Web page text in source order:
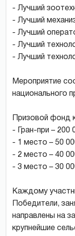
- Лучший
- Лучший
- Лучший
- Лучший
- Лучший
Мероприятие
национального
Призовой фонд
- Гран-при – 200
- 1 место – 50
- 2 место – 40
- 3 место – 30
Каждому
Победители,
направлены на
крупнейшие